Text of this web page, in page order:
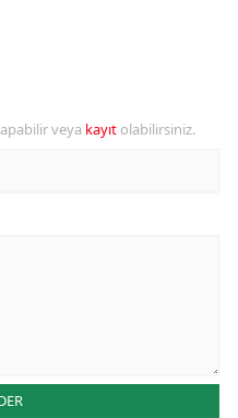
veya kayıt olabilirsiniz.